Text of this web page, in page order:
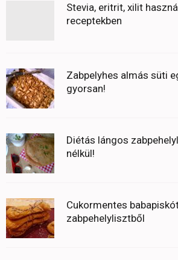
Stevia, eritrit, xilit
receptekben
Zabpelyhes almás süti
gyorsan!
Diétás lángos
nélkül!
Cukormentes
zabpehelylisztből